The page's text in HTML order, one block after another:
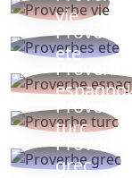
vie
Proverbes
ete
Proverbe
espagnol
Proverbe
turc
Proverbe
grec